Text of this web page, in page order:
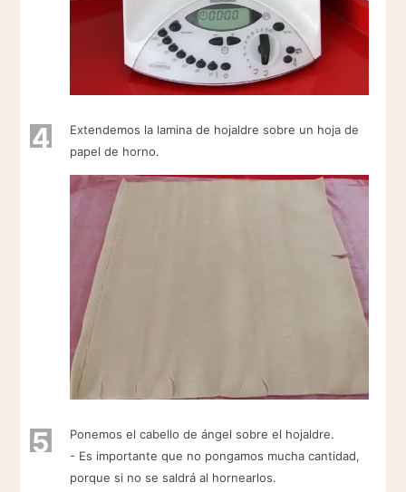
4
Extendemos la lamina de hojaldre sobre un hoja de
papel de horno.
5
Ponemos el cabello de ángel sobre el hojaldre.
- Es importante que no pongamos mucha cantidad,
porque si no se saldrá al hornearlos.